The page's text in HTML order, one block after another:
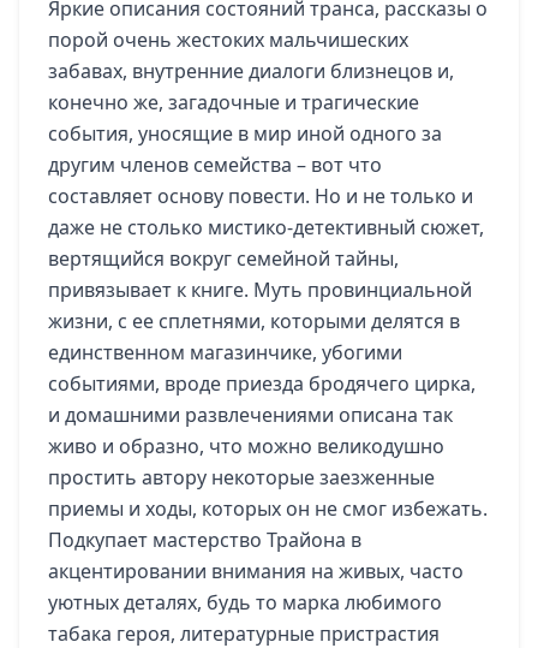
Яркие описания состояний транса, рассказы о
порой очень жестоких мальчишеских
забавах, внутренние диалоги близнецов и,
конечно же, загадочные и трагические
события, уносящие в мир иной одного за
другим членов семейства – вот что
составляет основу повести. Но и не только и
даже не столько мистико-детективный сюжет,
вертящийся вокруг семейной тайны,
привязывает к книге. Муть провинциальной
жизни, с ее сплетнями, которыми делятся в
единственном магазинчике, убогими
событиями, вроде приезда бродячего цирка,
и домашними развлечениями описана так
живо и образно, что можно великодушно
простить автору некоторые заезженные
приемы и ходы, которых он не смог избежать.
Подкупает мастерство Трайона в
акцентировании внимания на живых, часто
уютных деталях, будь то марка любимого
табака героя, литературные пристрастия